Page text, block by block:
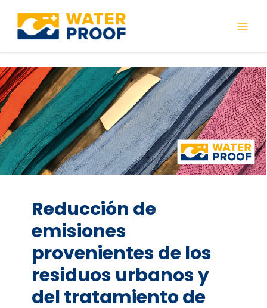
contenido
Reducción de
emisiones
provenientes de los
residuos urbanos y
del tratamiento de